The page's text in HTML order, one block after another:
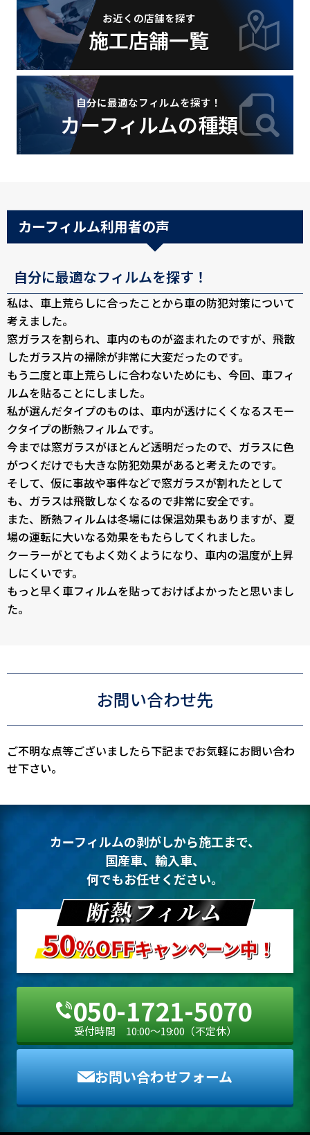
お近くの店舗を探す
施工店舗一覧
自分に最適なフィルムを探す！
カーフィルムの種類
カーフィルム利用者の声
自分に最適なフィルムを探す！
私は、車上荒らしに合ったことから車の防犯対策について
考えました。
窓ガラスを割られ、車内のものが盗まれたのですが、飛散
したガラス片の掃除が非常に大変だったのです。
もう二度と車上荒らしに合わないためにも、今回、車フィ
ルムを貼ることにしました。
私が選んだタイプのものは、車内が透けにくくなるスモー
クタイプの断熱フィルムです。
今までは窓ガラスがほとんど透明だったので、ガラスに色
がつくだけでも大きな防犯効果があると考えたのです。
そして、仮に事故や事件などで窓ガラスが割れたとして
も、ガラスは飛散しなくなるので非常に安全です。
また、断熱フィルムは冬場には保温効果もありますが、夏
場の運転に大いなる効果をもたらしてくれました。
クーラーがとてもよく効くようになり、車内の温度が上昇
しにくいです。
もっと早く車フィルムを貼っておけばよかったと思いまし
た。
お問い合わせ先
ご不明な点等ございましたら下記までお気軽にお問い合わ
せ下さい。
カーフィルムの剥がしから施工まで、
国産車、輸入車、
何でもお任せください。
050-1721-5070
受付時間 10:00〜19:00（不定休）
お問い合わせフォーム